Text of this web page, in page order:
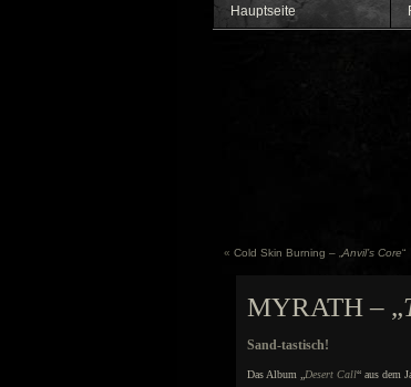
Hauptseite
« Cold Skin Burning – „ Anvil’s Core“
MYRATH – „
Sand-tastisch!
Das Album „ Desert Call“ aus dem